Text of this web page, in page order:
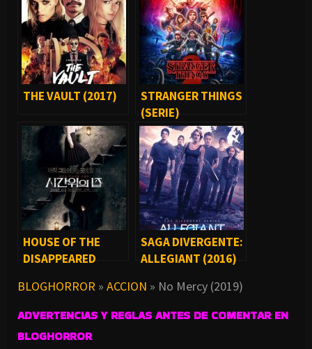
THE VAULT (2017)
STRANGER THINGS
(SERIE)
HOUSE OF THE
DISAPPEARED
SAGA DIVERGENTE:
ALLEGIANT (2016)
BLOGHORROR » ACCION » No Mercy (2019)
ADVERTENCIAS Y REGLAS ANTES DE COMENTAR EN
BLOGHORROR